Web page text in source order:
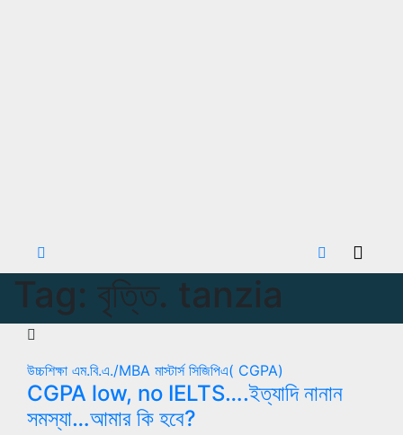
Tag: বৃত্তি. tanzia
উচ্চশিক্ষা এম.বি.এ./MBA মাস্টার্স সিজিপিএ( CGPA)
CGPA low, no IELTS….ইত্যাদি নানান
সমস্যা…আমার কি হবে?